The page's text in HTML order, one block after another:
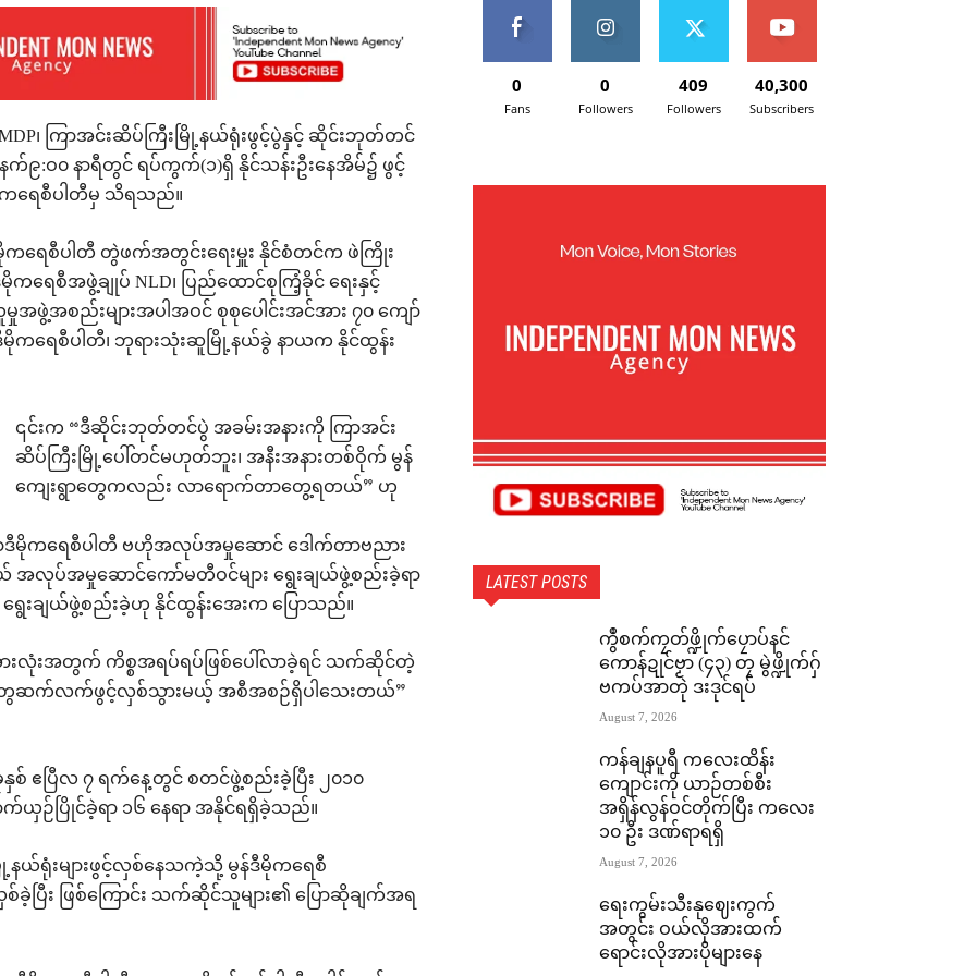
၊ ကြာအင်းဆိပ်ကြီးမြို့နယ်ရုံးဖွင့်ပွဲနှင့် ဆိုင်းဘုတ်တင်
:ဝ၀ နာရီတွင် ရပ်ကွက်(၁)ရှိ နိုင်သန်းဦးနေအိမ်၌ ဖွင့်
ကရေစီပါတီမှ သိရသည်။
ရေစီပါတီ တွဲဖက်အတွင်းရေးမှူး နိုင်စံတင်က ဖဲကြိုး
ရေစီအဖွဲ့ချုပ် NLD၊ ပြည်ထောင်စုကြံ့ခိုင် ရေးနှင့်
ဖွဲ့အစည်းများအပါအဝင် စုစုပေါင်းအင်အား ၇၀ ကျော်
ေစီပါတီ၊ ဘုရားသုံးဆူမြို့နယ်ခွဲ နာယက နိုင်ထွန်း
၎င်းက “ဒီဆိုင်းဘုတ်တင်ပွဲ အခမ်းအနားကို ကြာအင်း
ဆိပ်ကြီးမြို့ပေါ်တင်မဟုတ်ဘူး၊ အနီးအနားတစ်ဝိုက် မွန်
ကျေးရွာတွေကလည်း လာရောက်တာတွေ့ရတယ်” ဟု
ကရေစီပါတီ ဗဟိုအလုပ်အမှုဆောင် ဒေါက်တာဗညား
အလုပ်အမှုဆောင်ကော်မတီဝင်များ ရွေးချယ်ဖွဲ့စည်းခဲ့ရာ
ေးချယ်ဖွဲ့စည်းခဲ့ဟု နိုင်ထွန်းအေးက ပြောသည်။
ားလုံးအတွက် ကိစ္စအရပ်ရပ်ဖြစ်ပေါ်လာခဲ့ရင် သက်ဆိုင်တဲ့
ေဆက်လက်ဖွင့်လှစ်သွားမယ့် အစီအစဉ်ရှိပါသေးတယ်”
ဧပြီလ ၇ ရက်နေ့တွင် စတင်ဖွဲ့စည်းခဲ့ပြီး ၂၀၁၀
ယှဉ်ပြိုင်ခဲ့ရာ ၁၆ နေရာ အနိုင်ရရှိခဲ့သည်။
နယ်ရုံးများဖွင့်လှစ်နေသကဲ့သို့ မွန်ဒီမိုကရေစီ
ပြီး ဖြစ်ကြောင်း သက်ဆိုင်သူများ၏ ပြောဆိုချက်အရ
0
Fans
0
Followers
409
Followers
40,300
Subscribers
LATEST POSTS
ကွဳစက်ကၠတ်ဖ္ဍိုက်ပၠောပ်နင်
ကောန်ဍုင်ဗၟာ (၄၃) တၠ မွဲဖ္ဍိုက်ဂှ်
ဗကပ်အာတုဲ ဒးဒုင်ရပ်
August 7, 2026
ကန်ချနပူရီ ကလေးထိန်း
ကျောင်းကို ယာဉ်တစ်စီး
အရှိန်လွန်ဝင်တိုက်ပြီး ကလေး
၁၀ ဦး ဒဏ်ရာရရှိ
August 7, 2026
ရေးကွမ်းသီးနုဈေးကွက်
အတွင်း ဝယ်လိုအားထက်
ရောင်းလိုအားပိုများနေ